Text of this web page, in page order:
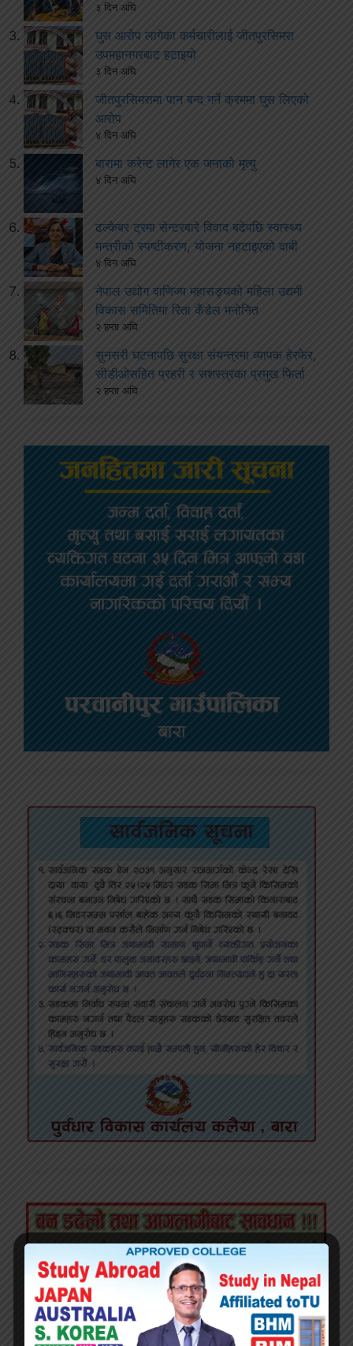
३ दिन अघि
घुस आरोप लागेका कर्मचारीलाई जीतपुरसिमरा
उपमहानगरबाट हटाइयो
३ दिन अघि
जीतपुरसिमरामा पान बन्द गर्ने क्रममा घुस लिएको
आरोप
४ दिन अघि
बारामा करेन्ट लागेर एक जनाको मृत्यु
४ दिन अघि
ढल्केबर ट्रमा सेन्टरबारे विवाद बढेपछि स्वास्थ्य
मन्त्रीको स्पष्टीकरण, योजना नहटाइएको दाबी
४ दिन अघि
नेपाल उद्योग वाणिज्य महासङ्घको महिला उद्यमी
विकास समितिमा रिता कँडेल मनोनित
२ हप्ता अघि
सुनसरी घटनापछि सुरक्षा संयन्त्रमा व्यापक हेरफेर,
सीडीओसहित प्रहरी र सशस्त्रका प्रमुख फिर्ता
२ हप्ता अघि